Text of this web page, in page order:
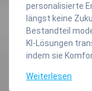
personalisierte
längst keine
Bestandteil
KI-Lösungen
indem sie
Weiterlesen